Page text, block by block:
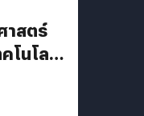
าสตร์
โนโลยี